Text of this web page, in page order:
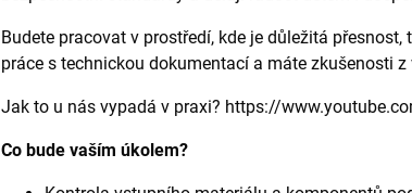
Budete pracovat v prostředí, kde je důležitá
práce s technickou dokumentací a máte zkušenosti
Jak to u nás vypadá v praxi? https://
Co bude vaším úkolem?